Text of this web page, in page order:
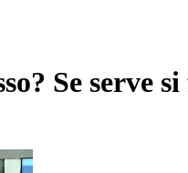
Se serve